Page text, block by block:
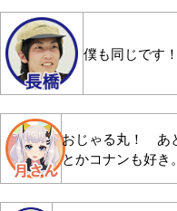
僕も同じです
おじゃる丸！ あ
とかコナンも好き。